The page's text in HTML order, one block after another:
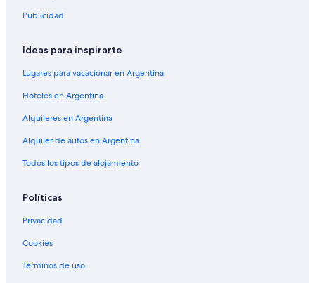
Publicidad
Ideas para inspirarte
Lugares para vacacionar en Argentina
Hoteles en Argentina
Alquileres en Argentina
Alquiler de autos en Argentina
Todos los tipos de alojamiento
Políticas
Privacidad
Cookies
Términos de uso